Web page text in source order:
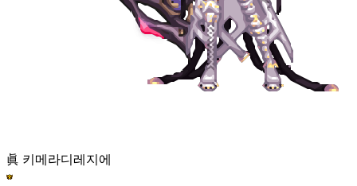
眞 키메라디레지에